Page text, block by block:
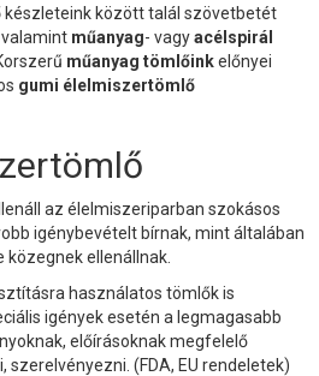
készleteink között talál szövetbetét
valamint műanyag- vagyacélspirál
műanyag tömlőinkelőnyei
gumi élelmiszertömlő
az élelmiszeriparban szokásos
igénybevételt bírnak, mint általában
közegnek ellenállnak.
használatos tömlők is
igények esetén a legmagasabb
előírásoknak megfelelő
(FDA, EU rendeletek)